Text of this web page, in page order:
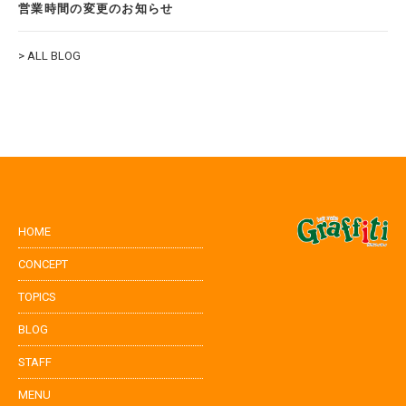
営業時間の変更のお知らせ
> ALL BLOG
HOME
CONCEPT
TOPICS
BLOG
STAFF
MENU